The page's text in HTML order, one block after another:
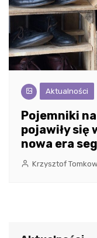
Aktualności
Pojemniki
pojawiły się
nowa era
Krzysztof